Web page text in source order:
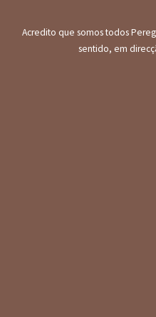
Acredito que somos todos
sentido, em